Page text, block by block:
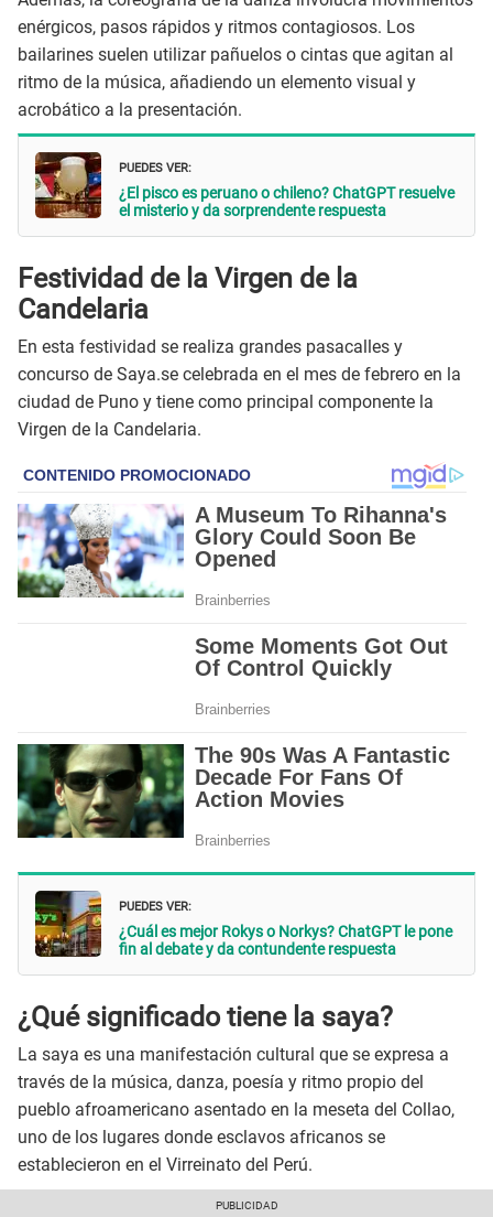
enérgicos, pasos rápidos y ritmos contagiosos. Los
bailarines suelen utilizar pañuelos o cintas que agitan al
ritmo de la música, añadiendo un elemento visual y
acrobático a la presentación.
PUEDES VER:
¿El pisco es peruano o chileno? ChatGPT resuelve
el misterio y da sorprendente respuesta
Festividad de la Virgen de la
Candelaria
En esta festividad se realiza grandes pasacalles y
concurso de Saya.se celebrada en el mes de febrero en la
ciudad de Puno y tiene como principal componente la
Virgen de la Candelaria.
PUEDES VER:
¿Cuál es mejor Rokys o Norkys? ChatGPT le pone
fin al debate y da contundente respuesta
¿Qué significado tiene la saya?
La saya es una manifestación cultural que se expresa a
través de la música, danza, poesía y ritmo propio del
pueblo afroamericano asentado en la meseta del Collao,
uno de los lugares donde esclavos africanos se
establecieron en el Virreinato del Perú.